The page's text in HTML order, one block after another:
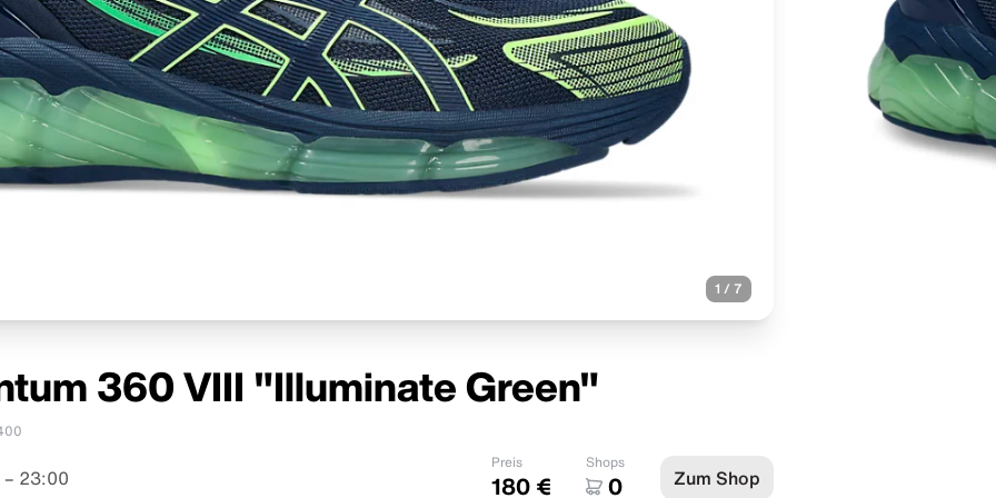
1 / 7
360 VIII "Illuminate Green"
– 23:00
Preis
180 €
Shops
0 Zum Shop